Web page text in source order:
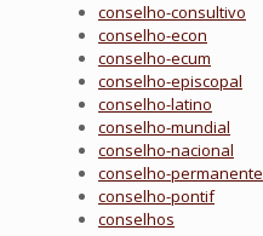
conselho-consultivo
conselho-econ
conselho-ecum
conselho-episcopal
conselho-latino
conselho-mundial
conselho-nacional
conselho-permanente
conselho-pontif
conselhos